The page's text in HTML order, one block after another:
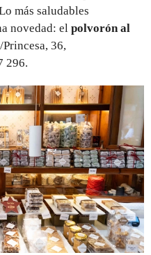
más saludables
novedad: el polvorón al
Princesa, 36,
296.